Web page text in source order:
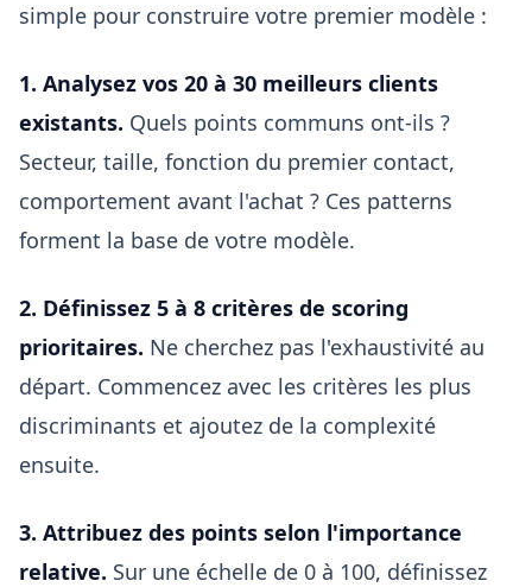
simple pour construire votre premier modèle :
1. Analysez vos 20 à 30 meilleurs clients
existants. Quels points communs ont-ils ?
Secteur, taille, fonction du premier contact,
comportement avant l'achat ? Ces patterns
forment la base de votre modèle.
2. Définissez 5 à 8 critères de scoring
prioritaires. Ne cherchez pas l'exhaustivité au
départ. Commencez avec les critères les plus
discriminants et ajoutez de la complexité
ensuite.
3. Attribuez des points selon l'importance
relative. Sur une échelle de 0 à 100, définissez